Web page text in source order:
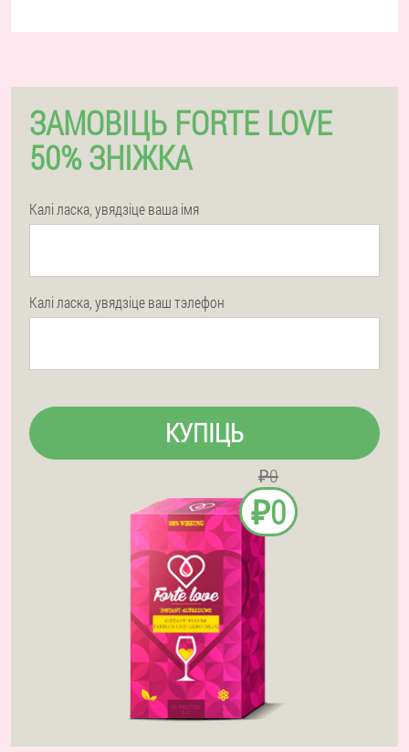
ЗАМОВІЦЬ FORTE LOVE
50% ЗНІЖКА
Калі ласка, увядзіце ваша імя
Калі ласка, увядзіце ваш тэлефон
КУПІЦЬ
₽0
₽0